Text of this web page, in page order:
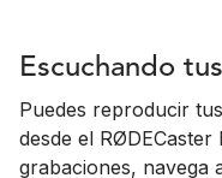
Escuchando
Puedes reproducir
desde el
grabaciones, navega